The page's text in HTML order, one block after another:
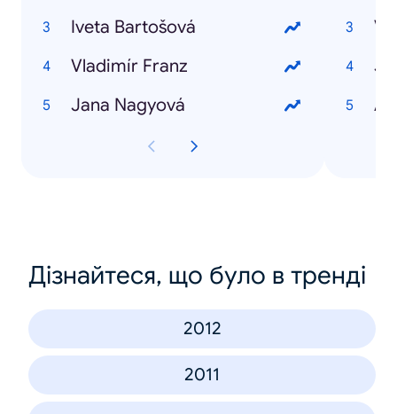
Iveta Bartošová
Vladimír Franz
Jana Nagyová
Дізнайтеся, що було в тренді
2012
2011